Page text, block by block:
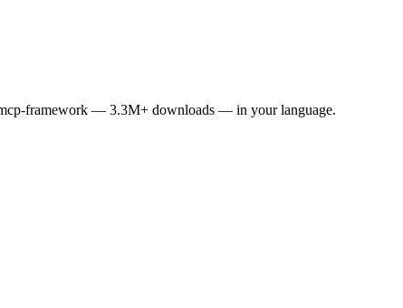
framework — 3.3M+ downloads — in your language.